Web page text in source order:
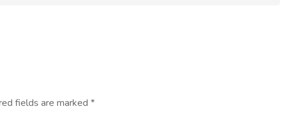
fields are marked *